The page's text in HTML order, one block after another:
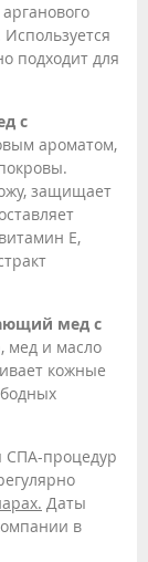
подходит для
с
ароматом,
защищает
Е,
мед с
мед и масло
кожные
СПА-процедур
Даты
в